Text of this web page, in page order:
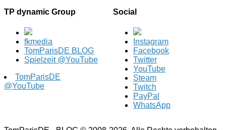
TP dynamic Group
fkmedia
TomParisDE BLOG
Spielzeit @YouTube
TomParisDE
@YouTube
Social
Instagram
Facebook
Twitter
YouTube
Steam
Twitch
PayPal
WhatsApp